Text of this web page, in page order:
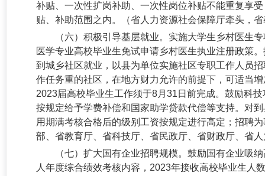
补贴、一次性扩岗补助、一次性岗位补贴不能重复享
贴、补助范围之内。（省人力资源社会保障厅牵头，
（六）积极引导基层就业。 实施大学生乡村医生
医学专业高校毕业生免试申请乡村医生执业注册政策
到城乡社区就业，以县为单位实施社区专职工作人员
作任务重的社区，在地方财力允许的前提下，可适当
2023届高校毕业生工作须于8月31日前完成。鼓励科
按规定给予学费补偿和国家助学贷款代偿等支持。对
用期满考核合格后的级别工资按规定进行高定；招聘
部、省教育厅、省科技厅、省民政厅、省财政厅、省
（七）扩大国有企业招聘规模。 鼓励国有企业吸
人年度综合绩效考核内容， 2023年接收高校毕业生人